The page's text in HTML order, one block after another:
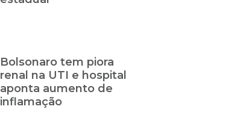
Bolsonaro tem piora
renal na UTI e hospital
aponta aumento de
inflamação